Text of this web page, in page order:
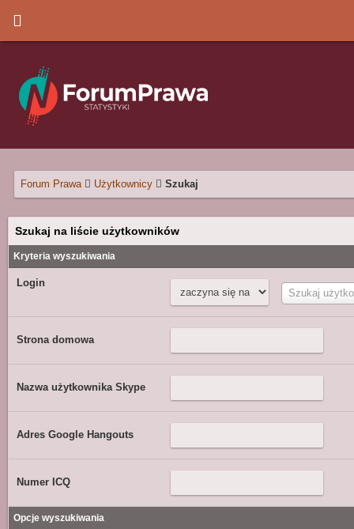
Forum Prawa Użytkownicy Szukaj
Szukaj na liście użytkowników
Kryteria wyszukiwania
Login
Szukaj
Login:Login
Strona domowa
Nazwa użytkownika Skype
Adres Google Hangouts
Numer ICQ
Opcje wyszukiwania